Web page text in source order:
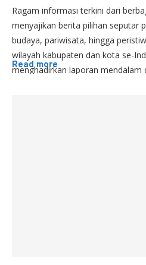
Ragam informasi terkini dari
menyajikan berita pilihan seputar
budaya, pariwisata, hingga
wilayah kabupaten dan kota se-
menghadirkan laporan mendalam
Read more